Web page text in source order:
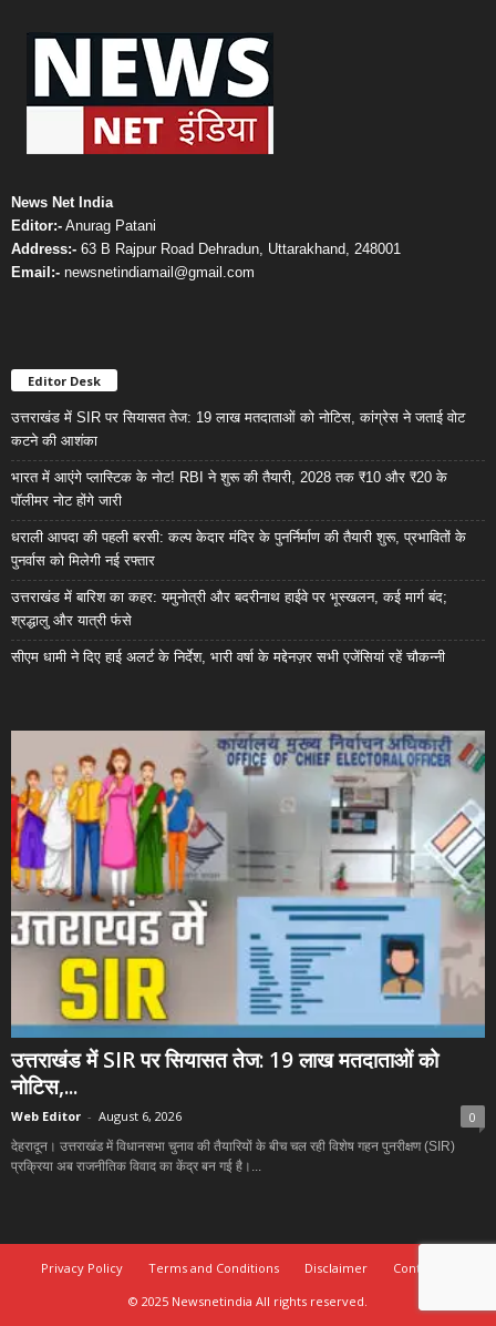
News Net India
Editor:- Anurag Patani
Address:- 63 B Rajpur Road Dehradun, Uttarakhand, 248001
Email:- newsnetindiamail@gmail.com
Editor Desk
उत्तराखंड में SIR पर सियासत तेज: 19 लाख मतदाताओं को नोटिस, कांग्रेस ने जताई वोट
कटने की आशंका
भारत में आएंगे प्लास्टिक के नोट! RBI ने शुरू की तैयारी, 2028 तक ₹10 और ₹20 के
पॉलीमर नोट होंगे जारी
धराली आपदा की पहली बरसी: कल्प केदार मंदिर के पुनर्निर्माण की तैयारी शुरू, प्रभावितों के
पुनर्वास को मिलेगी नई रफ्तार
उत्तराखंड में बारिश का कहर: यमुनोत्री और बदरीनाथ हाईवे पर भूस्खलन, कई मार्ग बंद;
श्रद्धालु और यात्री फंसे
सीएम धामी ने दिए हाई अलर्ट के निर्देश, भारी वर्षा के मद्देनज़र सभी एजेंसियां रहें चौकन्नी
उत्तराखंड में SIR पर सियासत तेज: 19 लाख मतदाताओं को
नोटिस,...
Web Editor - August 6, 2026 0
देहरादून। उत्तराखंड में विधानसभा चुनाव की तैयारियों के बीच चल रही विशेष गहन पुनरीक्षण (SIR)
प्रक्रिया अब राजनीतिक विवाद का केंद्र बन गई है।...
Privacy Policy Terms and Conditions Disclaimer
Contact Us
© 2025 Newsnetindia All rights reserved.